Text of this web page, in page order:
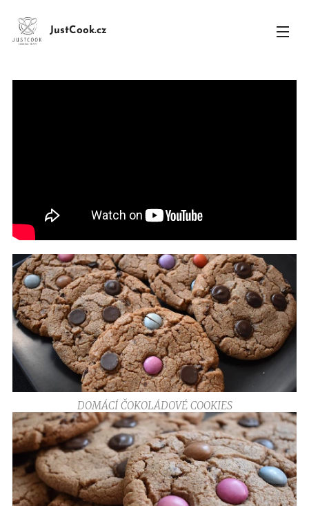
JustCook.cz
DOMÁCÍ ČOKOLÁDOVÉ COOKIES